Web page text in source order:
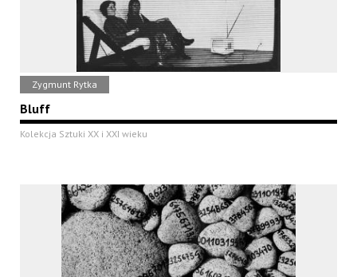
Zygmunt Rytka
Bluff
Kolekcja Sztuki XX i XXI wieku